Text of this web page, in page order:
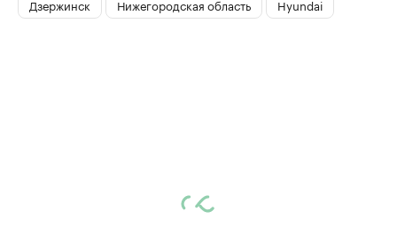
Дзержинск
Нижегородская область Hyundai